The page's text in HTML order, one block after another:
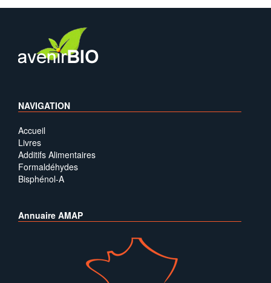
NAVIGATION
Accueil
Livres
Additifs Alimentaires
Formaldéhydes
Bisphénol-A
Annuaire AMAP